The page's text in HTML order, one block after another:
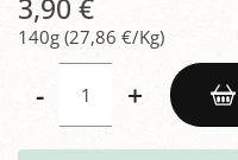
3,90 €
140g (27,86 €/Kg)
- +